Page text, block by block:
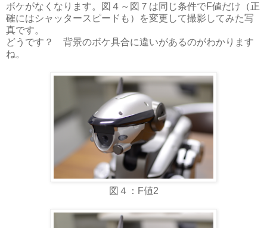
ボケがなくなります。図４～図７は同じ条件でF値だけ（正
確にはシャッタースピードも）を変更して撮影してみた写
真です。
どうです？ 背景のボケ具合に違いがあるのがわかります
ね。
図４：F値2